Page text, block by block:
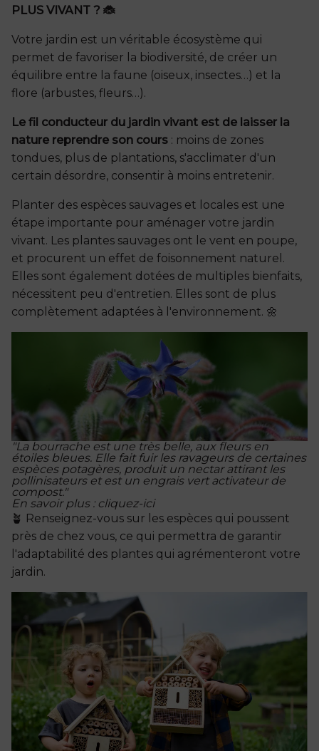
PLUS VIVANT ? 🐞
Votre jardin est un véritable écosystème qui
permet de favoriser la biodiversité, de créer un
équilibre entre la faune (oiseux, insectes…) et la
flore (arbustes, fleurs…).
Le fil conducteur du jardin vivant est de laisser la
nature reprendre son cours : moins de zones
tondues, plus de plantations, s'acclimater d'un
certain désordre, consentir à moins entretenir.
Planter des espèces sauvages et locales est une
étape importante pour aménager votre jardin
vivant. Les plantes sauvages ont le vent en poupe,
et procurent un effet de foisonnement naturel.
Elles sont également dotées de multiples bienfaits,
nécessitent peu d'entretien. Elles sont de plus
complètement adaptées à l'environnement. 🌼
"La bourrache est une très belle, aux fleurs en
étoiles bleues. Elle fait fuir les ravageurs de certaines
espèces potagères, produit un nectar attirant les
pollinisateurs et est un engrais vert activateur de
compost."
En savoir plus : cliquez-ici
🪴 Renseignez-vous sur les espèces qui poussent
près de chez vous, ce qui permettra de garantir
l'adaptabilité des plantes qui agrémenteront votre
jardin.